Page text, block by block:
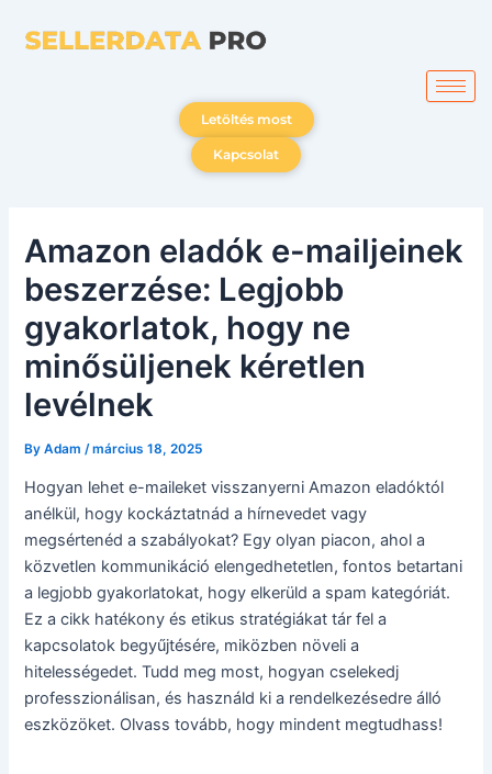
Letöltés most
Kapcsolat
Amazon eladók e-mailjeinek
beszerzése: Legjobb
gyakorlatok, hogy ne
minősüljenek kéretlen
levélnek
ByAdam /március 18, 2025
Hogyan lehet e-maileket visszanyerni Amazon eladóktól
anélkül, hogy kockáztatnád a hírnevedet vagy
megsértenéd a szabályokat? Egy olyan piacon, ahol a
közvetlen kommunikáció elengedhetetlen, fontos betartani
a legjobb gyakorlatokat, hogy elkerüld a spam kategóriát.
Ez a cikk hatékony és etikus stratégiákat tár fel a
kapcsolatok begyűjtésére, miközben növeli a
hitelességedet. Tudd meg most, hogyan cselekedj
professzionálisan, és használd ki a rendelkezésedre álló
eszközöket. Olvass tovább, hogy mindent megtudhass!